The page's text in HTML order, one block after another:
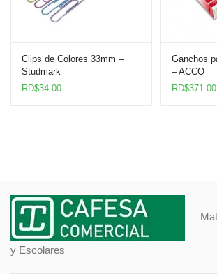
Clips de Colores 33mm –
Studmark
RD$34.00
Ganchos
– ACCO
RD$371.00
y Escolares